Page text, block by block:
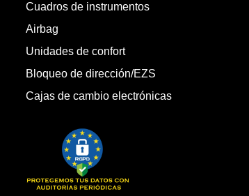
Cuadros de instrumentos
Airbag
Unidades de confort
Bloqueo de dirección/EZS
Cajas de cambio electrónicas